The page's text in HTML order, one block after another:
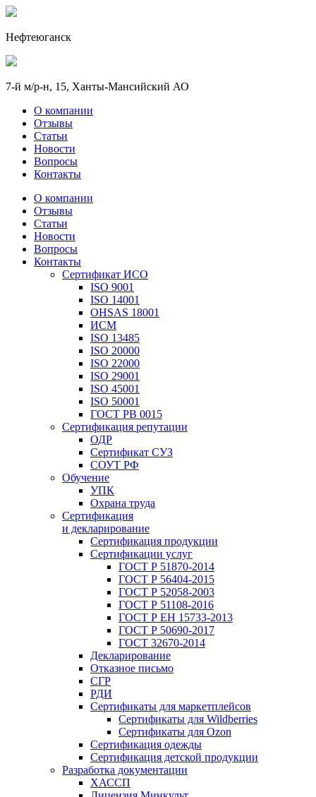
Нефтеюганск
7-й м/р-н, 15, Ханты-Мансийский АО
О компании
Отзывы
Статьи
Новости
Вопросы
Контакты
О компании
Отзывы
Статьи
Новости
Вопросы
Контакты
Сертификат ИСО
ISO 9001
ISO 14001
OHSAS 18001
ИСМ
ISO 13485
ISO 20000
ISO 22000
ISO 29001
ISO 45001
ISO 50001
ГОСТ РВ 0015
Сертификация репутации
ОДР
Сертификат СУЗ
СОУТ РФ
Обучение
УПК
Охрана труда
Сертификация
и декларирование
Сертификация продукции
Сертификации услуг
ГОСТ Р 51870-2014
ГОСТ Р 56404-2015
ГОСТ Р 52058-2003
ГОСТ Р 51108-2016
ГОСТ Р ЕН 15733-2013
ГОСТ Р 50690-2017
ГОСТ 32670-2014
Декларирование
Отказное письмо
СГР
РДИ
Сертификаты для маркетплейсов
Сертификаты для Wildberries
Сертификаты для Ozon
Сертификация одежды
Сертификация детской продукции
Разработка документации
ХАССП